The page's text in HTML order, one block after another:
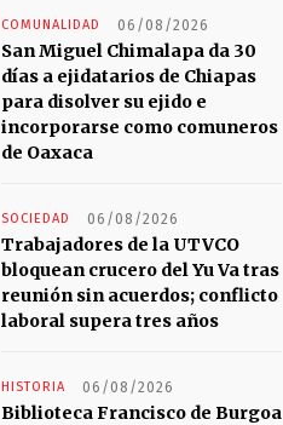
COMUNALIDAD 06/08/2026
San Miguel Chimalapa da 30
días a ejidatarios de Chiapas
para disolver su ejido e
incorporarse como comuneros
de Oaxaca
SOCIEDAD 06/08/2026
Trabajadores de la UTVCO
bloquean crucero del Yu Va tras
reunión sin acuerdos; conflicto
laboral supera tres años
HISTORIA 06/08/2026
Biblioteca Francisco de Burgoa